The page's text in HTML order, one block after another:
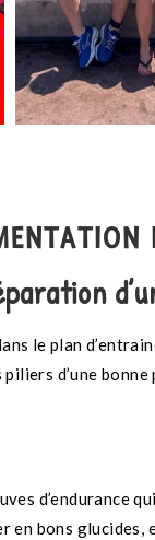
le plan
d’une
d’endurance
bons